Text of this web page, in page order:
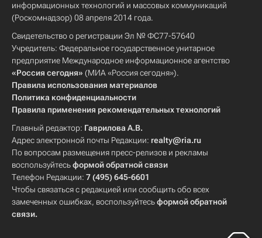
информационных технологий и массовых коммуникаций
(Роскомнадзор) 08 апреля 2014 года.
Свидетельство о регистрации Эл № ФС77-57640
Учредитель: Федеральное государственное унитарное
предприятие Международное информационное агентство
«Россия сегодня» (МИА «Россия сегодня»).
Правила использования материалов
Политика конфиденциальности
Правила применения рекомендательных технологий
Главный редактор: Гаврилова А.В.
Адрес электронной почты Редакции: realty@ria.ru
По вопросам размещения пресс-релизов и рекламы
воспользуйтесьформой обратной связи
Телефон Редакции: 7 (495) 645-6601
Чтобы связаться с редакцией или сообщить обо всех
замеченных ошибках, воспользуйтесьформой обратной
связи.